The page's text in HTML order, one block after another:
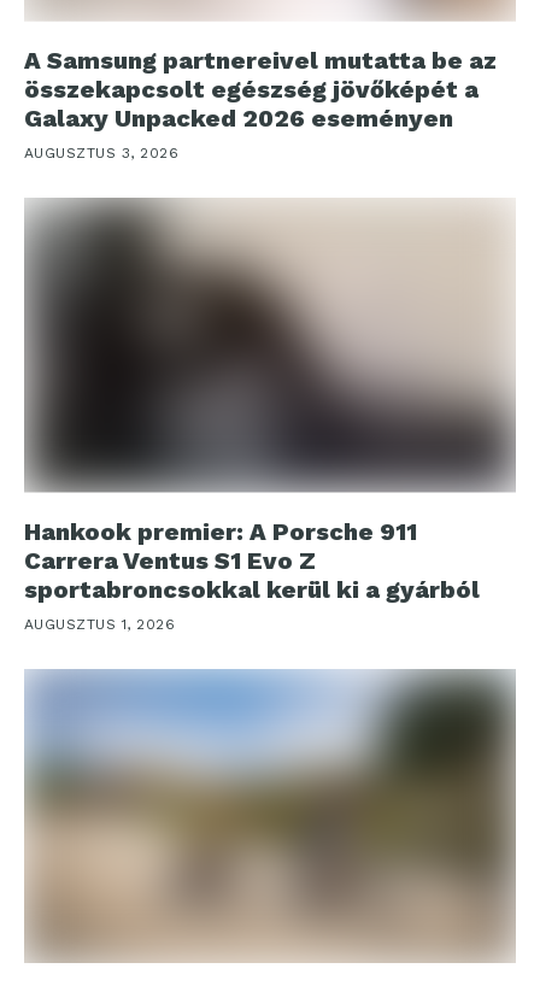
A Samsung partnereivel mutatta be az
összekapcsolt egészség jövőképét a
Galaxy Unpacked 2026 eseményen
AUGUSZTUS 3, 2026
Hankook premier: A Porsche 911
Carrera Ventus S1 Evo Z
sportabroncsokkal kerül ki a gyárból
AUGUSZTUS 1, 2026